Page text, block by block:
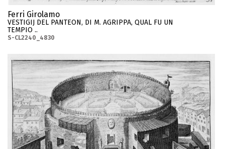
Ferri Girolamo
VESTIGIJ DEL PANTEON, DI M. AGRIPPA, QUAL FU UN
TEMPIO ..
S-CL2240_4830